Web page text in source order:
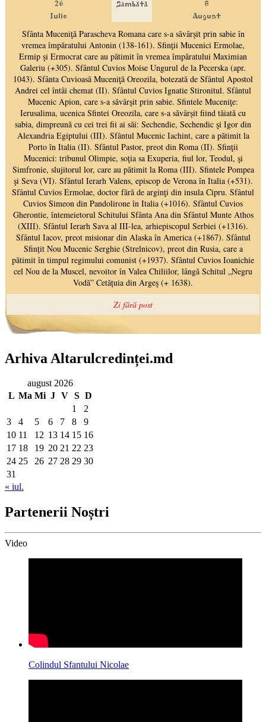
Arhiva Altarulcredinței.md
august 2026
L Ma Mi J V S D
1
2
3
4 5 6 7 8
9
10 11 12 13 14 15 16
17 18 19 20 21 22 23
24 25 26 27 28 29 30
31
« iul.
Partenerii Noștri
Video
Colindul Sfantului Nicolae